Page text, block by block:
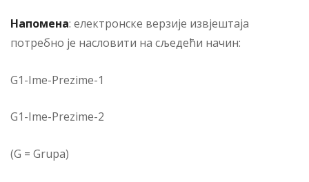
Напомена: електронске верзије извјештаја
потребно је насловити на сљедећи начин:
G1-Ime-Prezime-1
G1-Ime-Prezime-2
(G = Grupa)